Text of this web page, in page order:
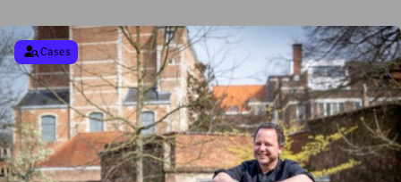
Cases